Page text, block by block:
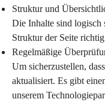
Struktur und
Die Inhalte sind logisch
Struktur der Seite
Regelmäßige
Um sicherzustellen,
aktualisiert. Es gibt
unserem